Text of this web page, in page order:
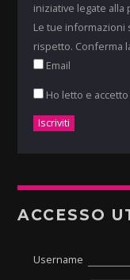
iniziative legate
Le tue informazioni
rispetto. Conferma
Email
Ho letto e
ACCESSO
Username